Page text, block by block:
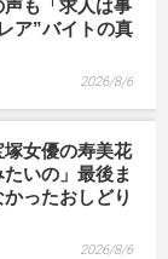
も「求人は事
ア”バイトの真
2026/8/6
女優の寿美花
いの」最後ま
ったおしどり
2026/8/6